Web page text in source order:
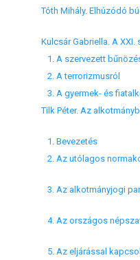
Kulcsár Gabriella. A
1. A szervezett
2. A terrorizmusról
3. A gyermek- és
1. Bevezetés